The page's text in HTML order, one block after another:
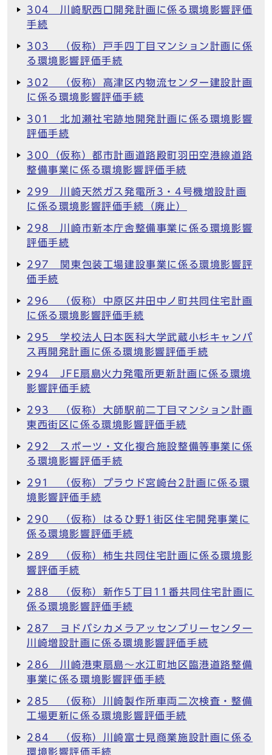
304 川崎駅西口開発計画に係る環境影響評価
手続
303 （仮称）戸手四丁目マンション計画に係
る環境影響評価手続
302 （仮称）高津区内物流センター建設計画
に係る環境影響評価手続
301 北加瀬社宅跡地開発計画に係る環境影響
評価手続
300（仮称）都市計画道路殿町羽田空港線道路
整備事業に係る環境影響評価手続
299 川崎天然ガス発電所3・4号機増設計画
に係る環境影響評価手続（廃止）
298 川崎市新本庁舎整備事業に係る環境影響
評価手続
297 関東包装工場建設事業に係る環境影響評
価手続
296 （仮称）中原区井田中ノ町共同住宅計画
に係る環境影響評価手続
295 学校法人日本医科大学武蔵小杉キャンパ
ス再開発計画に係る環境影響評価手続
294 JFE扇島火力発電所更新計画に係る環境
影響評価手続
293 （仮称）大師駅前二丁目マンション計画
東西街区に係る環境影響評価手続
292 スポーツ・文化複合施設整備等事業に係
る環境影響評価手続
291 （仮称）プラウド宮崎台2計画に係る環
境影響評価手続
290 （仮称）はるひ野1街区住宅開発事業に
係る環境影響評価手続
289 （仮称）柿生共同住宅計画に係る環境影
響評価手続
288 （仮称）新作5丁目11番共同住宅計画に
係る環境影響評価手続
287 ヨドバシカメラアッセンブリーセンター
川崎増設計画に係る環境影響評価手続
286 川崎港東扇島～水江町地区臨港道路整備
事業に係る環境影響評価手続
285 （仮称）川崎製作所車両二次検査・整備
工場更新に係る環境影響評価手続
284 （仮称）川崎富士見商業施設計画に係る
環境影響評価手続